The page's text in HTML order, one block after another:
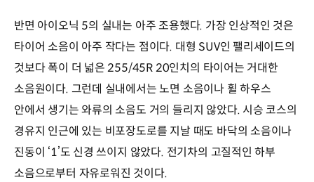
반면 아이오닉 5의 실내는 아주 조용했다. 가장 인상적인 것은
타이어 소음이 아주 작다는 점이다. 대형 SUV인 팰리세이드의
것보다 폭이 더 넓은 255/45R 20인치의 타이어는 거대한
소음원이다. 그런데 실내에서는 노면 소음이나 휠 하우스
안에서 생기는 와류의 소음도 거의 들리지 않았다. 시승 코스의
경유지 인근에 있는 비포장도로를 지날 때도 바닥의 소음이나
진동이 ‘1’도 신경 쓰이지 않았다. 전기차의 고질적인 하부
소음으로부터 자유로워진 것이다.